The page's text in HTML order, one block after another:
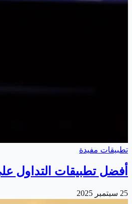
تطبيقات مفيدة
أفضل تطبيقات التداول
25 سبتمبر 2025